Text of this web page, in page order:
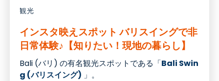
観光
インスタ映えスポット バリスイングで非
日常体験♪【知りたい！現地の暮らし】
Bali (バリ) の有名観光スポットである「Bali Swin
g (バリスイング) 」。